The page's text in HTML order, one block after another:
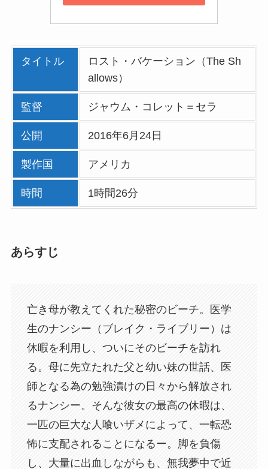
タイトル
ロスト・バケーション（The Sh
allows）
監督 ジャウム・コレット＝セラ
公開 2016年6月24日
製作国 アメリカ
時間 1時間26分
あらすじ
亡き母が教えてくれた秘密のビーチ。医学
生のナンシー（ブレイク・ライブリー）は
休暇を利用し、ついにそのビーチを訪れ
る。母に先立たれた父と幼い妹の世話、医
師となる為の勉強漬けの日々から解放され
るナンシー。そんな彼女の最高の休暇は、
一匹の巨大な人喰いザメによって、一転恐
怖に支配されることになるー。脚を負傷
し、大量に出血しながらも、無我夢中で近